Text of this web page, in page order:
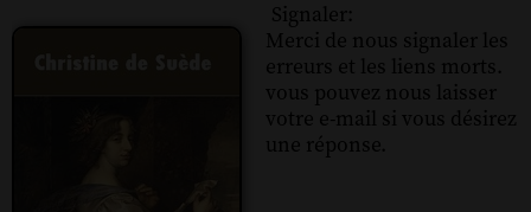
Signaler:
Merci de nous signaler les
erreurs et les liens morts.
vous pouvez nous laisser
votre e-mail si vous désirez
une réponse.